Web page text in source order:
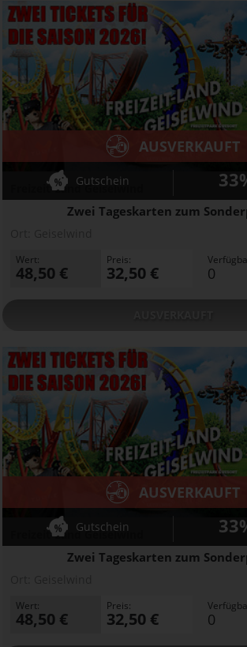
Freizeit-Land Geiselwind
Zwei Tageskarten zum
AUSVERKAUFT
Gutschein
Wert:
48,50 €
Preis:
32,50 € 0
Freizeit-Land Geiselwind
Zwei Tageskarten zum
AUSVERKAUFT
Gutschein
Wert:
48,50 €
Preis:
32,50 € 0